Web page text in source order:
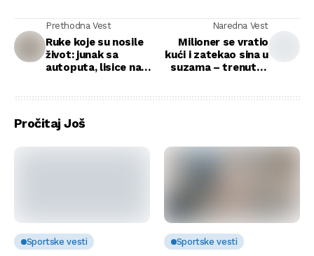
Prethodna Vest
Ruke koje su nosile
život: junak sa
autoputa, lisice na
Naredna Vest
Milioner se vratio
kući i zatekao sina u
suzama – trenutak
Pročitaj Još
Sportske vesti Sportske vesti